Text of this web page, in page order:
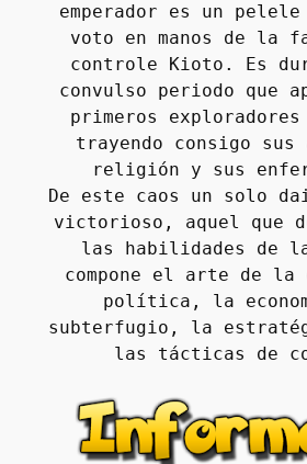
emperador es un
voto en manos de la
controle Kioto. Es
convulso periodo que
primeros exploradores
trayendo consigo sus
religión y sus
De este caos un solo
victorioso, aquel que
las habilidades de
compone el arte de
política, la
subterfugio, la
las tácticas de